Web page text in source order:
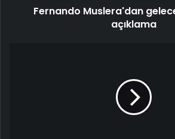
Fernando Muslera'dan
açıklama